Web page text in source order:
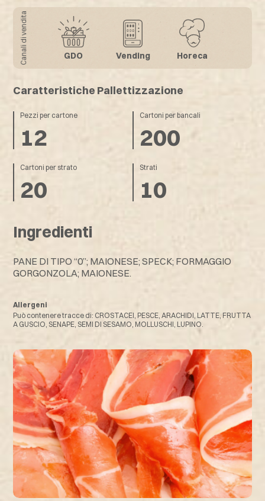
Canali di vendita GDO Vending Horeca
Ingredienti
PANE DI TIPO “0”; MAIONESE; SPECK; FORMAGGIO
GORGONZOLA; MAIONESE.
Allergeni
Può contenere tracce di: CROSTACEI, PESCE, ARACHIDI, LATTE, FRUTTA
A GUSCIO, SENAPE, SEMI DI SESAMO, MOLLUSCHI, LUPINO.
Caratteristiche Pallettizzazione
Pezzi per cartone
12
Cartoni per bancali
200
Cartoni per strato
20
Strati
10